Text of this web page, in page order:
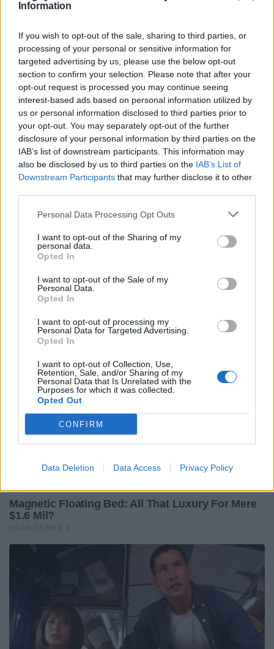
Information
If you wish to opt-out of the sale, sharing to third parties, or
processing of your personal or sensitive information for
targeted advertising by us, please use the below opt-out
section to confirm your selection. Please note that after your
opt-out request is processed you may continue seeing
interest-based ads based on personal information utilized by
us or personal information disclosed to third parties prior to
your opt-out. You may separately opt-out of the further
disclosure of your personal information by third parties on the
IAB’s list of downstream participants. This information may
also be disclosed by us to third parties on the IAB’s List of
Downstream Participants that may further disclose it to other
Personal Data Processing Opt Outs
I want to opt-out of the Sharing of my
personal data.
Opted In
I want to opt-out of the Sale of my
Personal Data.
Opted In
I want to opt-out of processing my
Personal Data for Targeted Advertising.
Opted In
I want to opt-out of Collection, Use,
Retention, Sale, and/or Sharing of my
Personal Data that Is Unrelated with the
Purposes for which it was collected.
Opted Out
CONFIRM
Data Deletion Data Access Privacy Policy